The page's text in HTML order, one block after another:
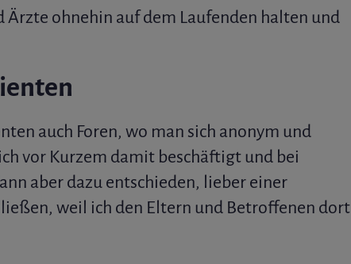
Ärzte ohnehin auf dem Laufenden halten und
auch Foren, wo man sich anonym und
vor Kurzem damit beschäftigt und bei
aber dazu entschieden, lieber einer
weil ich den Eltern und Betroffenen dort